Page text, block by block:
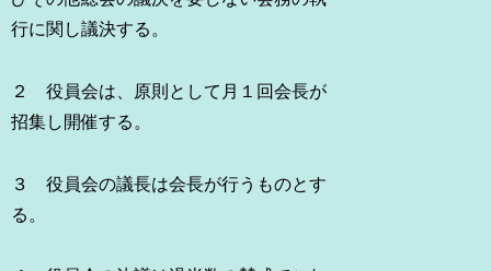
行に関し議決する。
２ 役員会は、原則として月１回会長が
招集し開催する。
３ 役員会の議長は会長が行うものとす
る。